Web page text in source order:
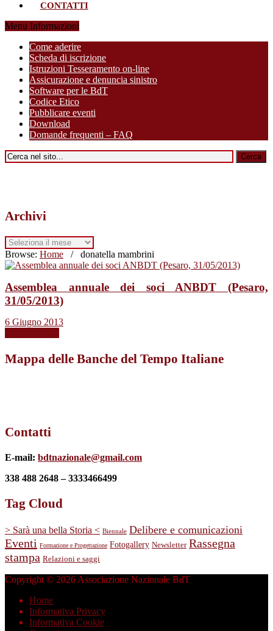
CONTATTI
Menu Informazioni
Come aderire
Scheda di iscrizione
Istruzioni Tesseramento on-line
Assicurazione e denuncia sinistro
Software per le BdT
Codice Etico
Pubblicare eventi
Download
Domande frequenti – FAQ
Archivi
Archivi
Browse: Home / donatella mambrini
Assemblea annuale dei soci ANBDT (Pesaro,
31/05/2013)
6 Giugno 2013
Mappa delle Banche del Tempo Italiane
Contatti
E-mail: bdtnazionale@gmail.com
338 488 2648 – 3333466499
Tag Cloud
> Sarà una bella Storia < Biennale Delibere e comunicazioni
Eventi Formazione e Progettazione Fotogallery Newsletter Rassegna
stampa Relazioni e saggi
Copyright © 2026 Associazione Nazionale BdT
Home
Informativa Privacy
Informativa Cookie